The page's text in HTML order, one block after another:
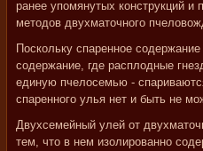
ранее упомянутых конструкций и
методов двухматочного
Поскольку спаренное
содержание, где расплодные
единую пчелосемью -
спаренного улья нет и быть не
Двухсемейный улей от
тем, что в нем изолированно